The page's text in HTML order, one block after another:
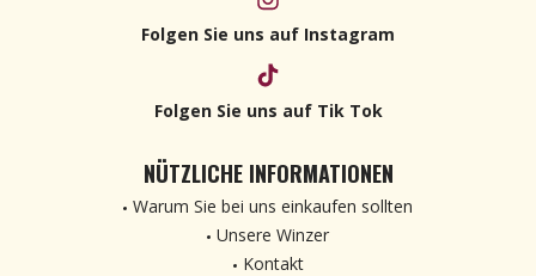
Folgen Sie uns auf Instagram
Folgen Sie uns auf Tik Tok
NÜTZLICHE INFORMATIONEN
Warum Sie bei uns einkaufen sollten
Unsere Winzer
Kontakt